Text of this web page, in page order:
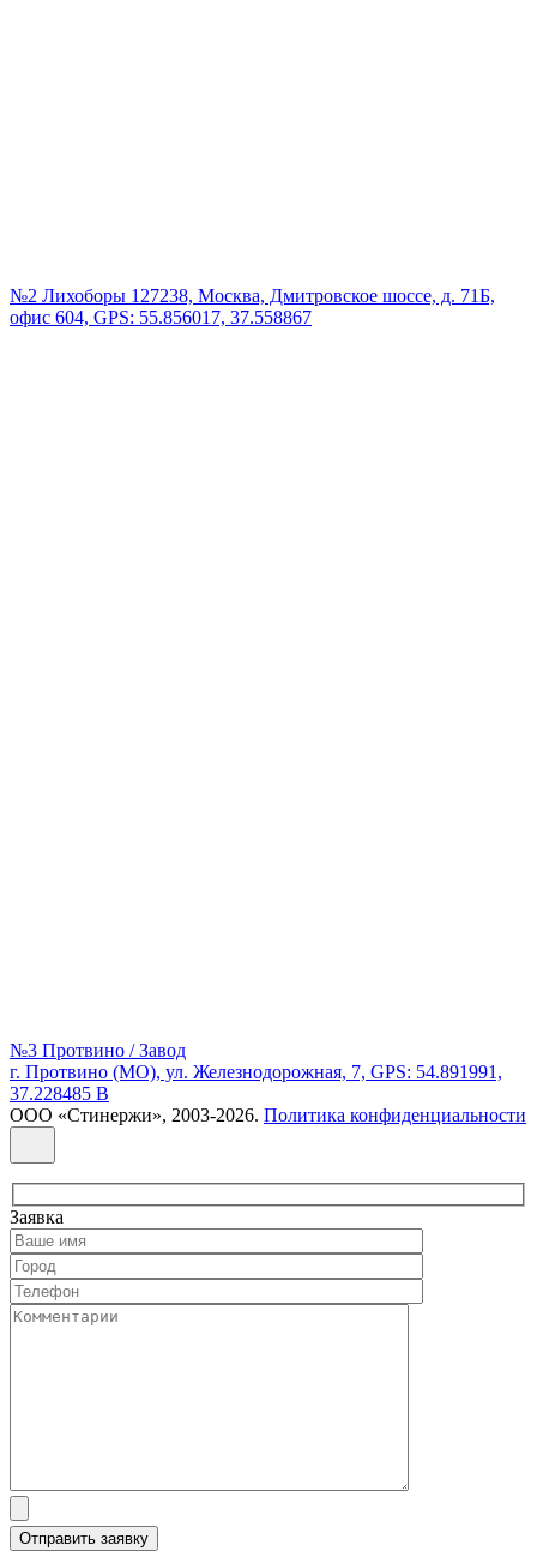
№2 Лихоборы 127238, Москва, Дмитровское шоссе, д. 71Б,
офис 604, GPS: 55.856017, 37.558867
№3 Протвино / Завод
г. Протвино (МО), ул. Железнодорожная, 7, GPS: 54.891991,
37.228485 В
ООО «Стинержи», 2003-2026. Политика конфиденциальности
Заявка